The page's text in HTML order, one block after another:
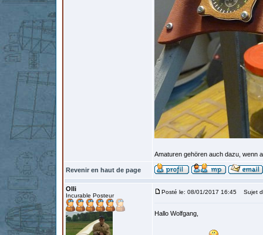
Amaturen gehören auch dazu, wenn
Revenir en haut de page
Olli
Incurable Posteur
Posté le: 08/01/2017 16:45 Sujet
Hallo Wolfgang,